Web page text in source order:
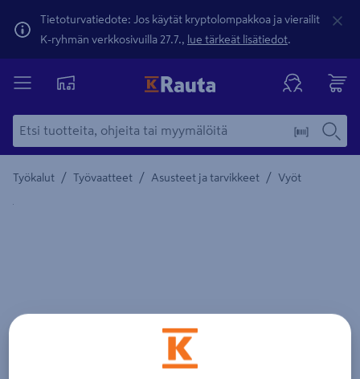
Tietoturvatiedote: Jos käytät kryptolompakkoa ja vierailit
K-ryhmän verkkosivuilla 27.7., lue tärkeät lisätiedot.
Työkalut / Työvaatteet / Asusteet ja tarvikkeet / Vyöt
Yksityiskohtainen kuvaus löytyy Tuotteen kuvaus -